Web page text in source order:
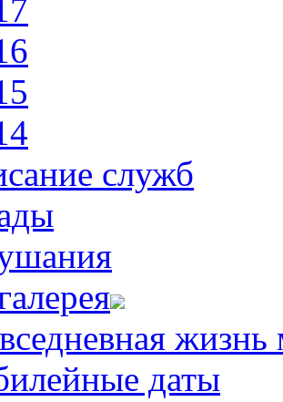
служб
жизнь
даты